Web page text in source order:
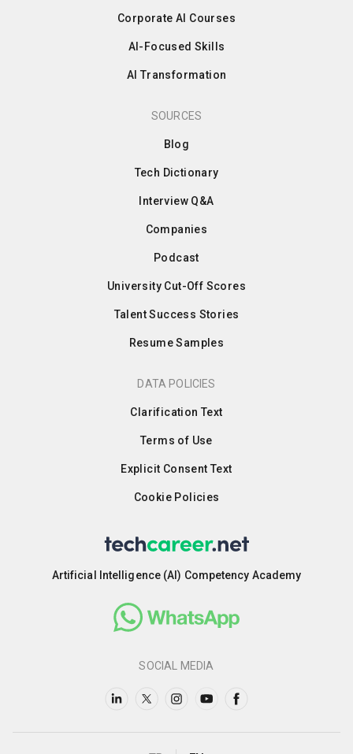
Corporate AI Courses
AI-Focused Skills
AI Transformation
SOURCES
Blog
Tech Dictionary
Interview Q&A
Companies
Podcast
University Cut-Off Scores
Talent Success Stories
Resume Samples
DATA POLICIES
Clarification Text
Terms of Use
Explicit Consent Text
Cookie Policies
Artificial Intelligence (AI) Competency Academy
SOCIAL MEDIA